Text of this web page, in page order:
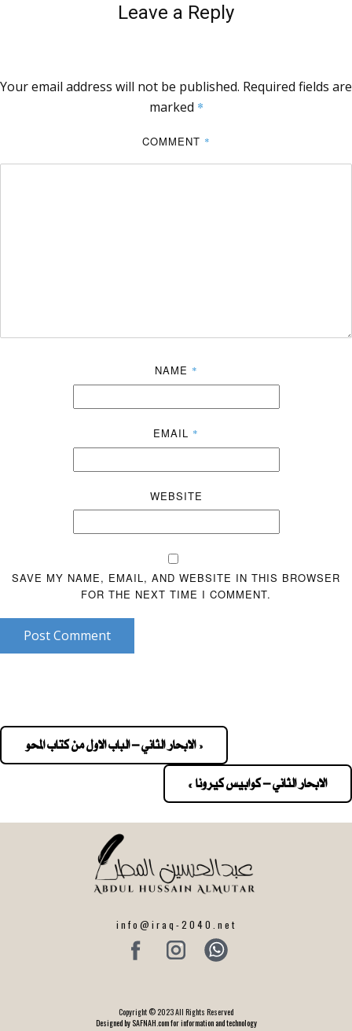
Leave a Reply
Your email address will not be published. Required fields are
marked *
COMMENT *
NAME *
EMAIL *
WEBSITE
SAVE MY NAME, EMAIL, AND WEBSITE IN THIS BROWSER
FOR THE NEXT TIME I COMMENT.
Post Comment
navigation
« الابحار الثاني – الباب الاول من كتاب المحو
الابحار الثاني – كوابيس كيرونا »
info@iraq-2040.net
Copyright © 2023 All Rights Reserved
Designed by SAFNAH.com for information and technology